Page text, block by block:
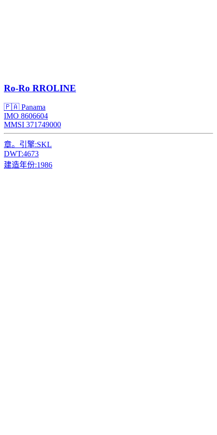
Ro-Ro RROLINE
🇵🇦 Panama
IMO 8606604
MMSI 371749000
章。引擎:SKL
DWT:4673
建造年份:1986